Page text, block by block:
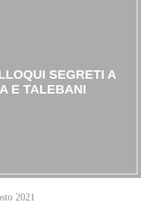
SEGRETI A
E TALEBANI
2021